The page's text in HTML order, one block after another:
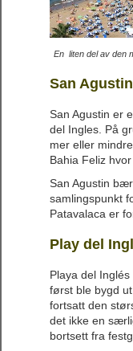
En liten del av den
San Agustin
San Agustin er
del Ingles. På
mer eller
Bahia Feliz
San Agustin
samlingspunkt
Patavalaca er
Play del
Playa del
først ble bygd
fortsatt den
det ikke en
bortsett fra